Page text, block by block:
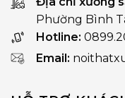
Phường Bình
Hotline:
Email: